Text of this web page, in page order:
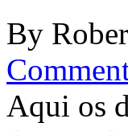
By
Aqui os